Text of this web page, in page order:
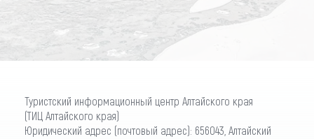
Туристский информационный центр Алтайского края
(ТИЦ Алтайского края)
Юридический адрес (почтовый адрес): 656043, Алтайский